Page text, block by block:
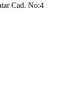
Cad. No:4